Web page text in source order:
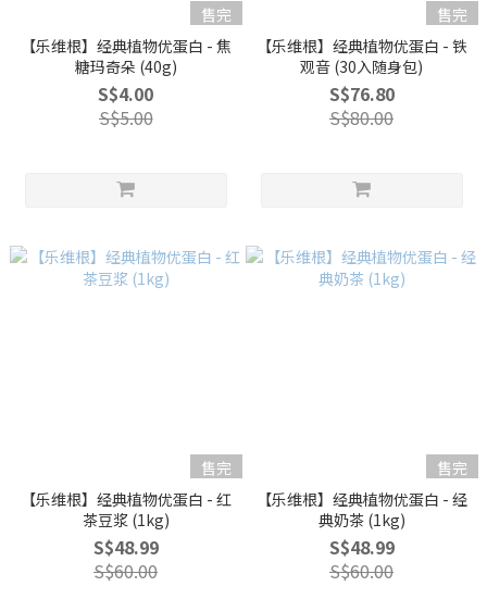
售完
【乐维根】经典植物优蛋白 - 焦
糖玛奇朵 (40g)
S$4.00
S$5.00
售完
【乐维根】经典植物优蛋白 - 铁
观音 (30入随身包)
S$76.80
S$80.00
售完
【乐维根】经典植物优蛋白 - 红
茶豆浆 (1kg)
S$48.99
S$60.00
售完
【乐维根】经典植物优蛋白 - 经
典奶茶 (1kg)
S$48.99
S$60.00